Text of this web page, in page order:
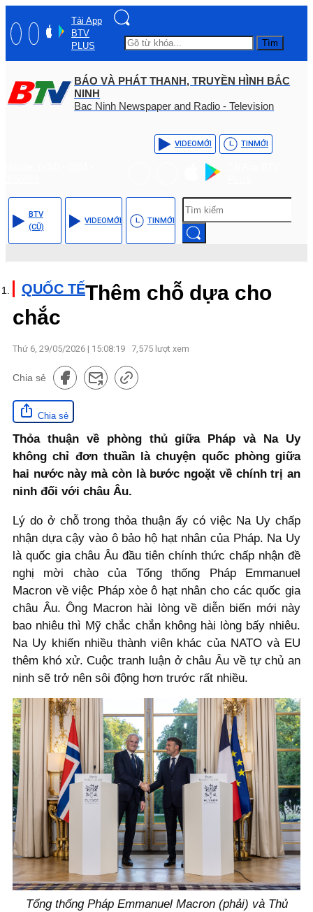
Tải App
BTV
PLUS
Tìm
BÁO VÀ PHÁT THANH, TRUYỀN HÌNH BẮC
NINH
Bac Ninh Newspaper and Radio - Television
VIDEOMỚI TINMỚI
BTV
(CŨ)
VIDEOMỚI TINMỚI
QUỐC TẾThêm chỗ dựa cho
chắc
Thứ 6, 29/05/2026 | 15:08:19 7,575 lượt xem
Chia sẻ
Chia sẻ
Thỏa thuận về phòng thủ giữa Pháp và Na Uy
không chỉ đơn thuần là chuyện quốc phòng giữa
hai nước này mà còn là bước ngoặt về chính trị an
ninh đối với châu Âu.
Lý do ở chỗ trong thỏa thuận ấy có việc Na Uy chấp
nhận dựa cậy vào ô bảo hộ hạt nhân của Pháp. Na Uy
là quốc gia châu Âu đầu tiên chính thức chấp nhận đề
nghị mời chào của Tổng thống Pháp Emmanuel
Macron về việc Pháp xòe ô hạt nhân cho các quốc gia
châu Âu. Ông Macron hài lòng về diễn biến mới này
bao nhiêu thì Mỹ chắc chắn không hài lòng bấy nhiêu.
Na Uy khiến nhiều thành viên khác của NATO và EU
thêm khó xử. Cuộc tranh luận ở châu Âu về tự chủ an
ninh sẽ trở nên sôi động hơn trước rất nhiều.
Tổng thống Pháp Emmanuel Macron (phải) và Thủ